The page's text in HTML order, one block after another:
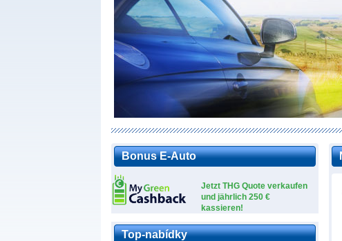
Bonus E-Auto
Jetzt THG Quote verkaufen
und jährlich 250 €
kassieren!
Top-nabídky